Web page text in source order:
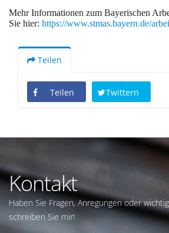
Mehr Informationen zum Bayerischen
Sie hier: https://www.stmas.bayern.de/
Teilen
Teilen Twittern
Kontakt
Haben Sie Fragen, Anregungen oder
schreiben Sie mir!